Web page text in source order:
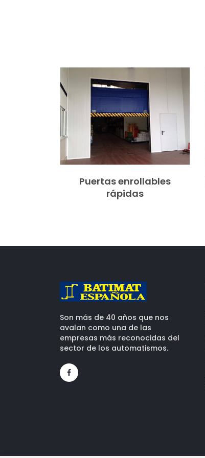
Puertas enrollables
rápidas
Son más de 40 años que nos
avalan como una de las
empresas más reconocidas del
sector de los automatismos.